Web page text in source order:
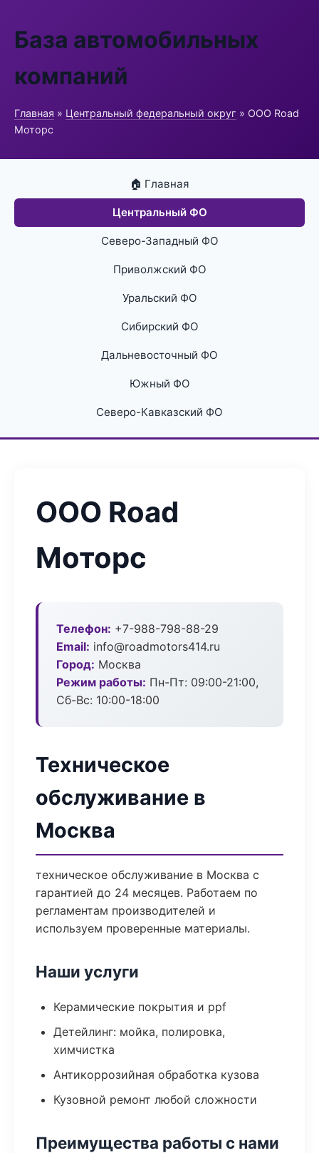
База автомобильных
компаний
Главная » Центральный федеральный округ » ООО Road
Моторс
🏠 Главная
Центральный ФО
Северо-Западный ФО
Приволжский ФО
Уральский ФО
Сибирский ФО
Дальневосточный ФО
Южный ФО
Северо-Кавказский ФО
ООО Road
Моторс
Телефон: +7-988-798-88-29
Email: info@roadmotors414.ru
Город: Москва
Режим работы: Пн-Пт: 09:00-21:00,
Сб-Вс: 10:00-18:00
Техническое
обслуживание в
Москва
техническое обслуживание в Москва с
гарантией до 24 месяцев. Работаем по
регламентам производителей и
используем проверенные материалы.
Наши услуги
Керамические покрытия и ppf
Детейлинг: мойка, полировка,
химчистка
Антикоррозийная обработка кузова
Кузовной ремонт любой сложности
Преимущества работы с нами